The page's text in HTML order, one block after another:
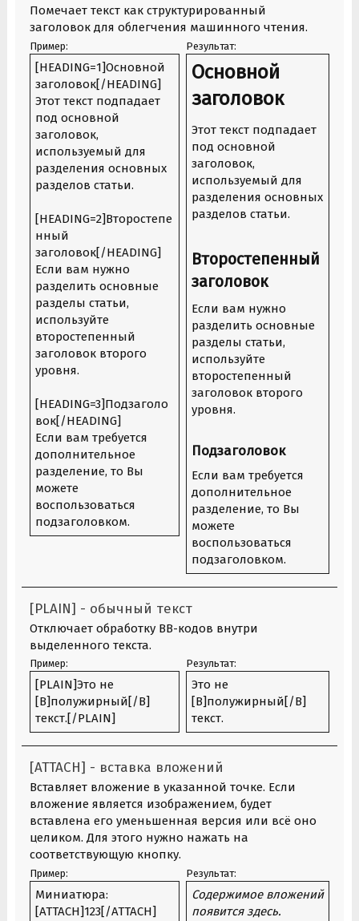
Помечает текст как структурированный
заголовок для облегчения машинного чтения.
Пример:
[HEADING=1]Основной
заголовок[/HEADING]
Этот текст подпадает
под основной
заголовок,
используемый для
разделения основных
разделов статьи.
[HEADING=2]Второстепе
нный
заголовок[/HEADING]
Если вам нужно
разделить основные
разделы статьи,
используйте
второстепенный
заголовок второго
уровня.
[HEADING=3]Подзаголо
вок[/HEADING]
Если вам требуется
дополнительное
разделение, то Вы
можете
воспользоваться
подзаголовком.
Результат:
Основной
заголовок​
Этот текст подпадает
под основной
заголовок,
используемый для
разделения основных
разделов статьи.
Второстепенный
заголовок​
Если вам нужно
разделить основные
разделы статьи,
используйте
второстепенный
заголовок второго
уровня.
Подзаголовок​
Если вам требуется
дополнительное
разделение, то Вы
можете
воспользоваться
подзаголовком.
[PLAIN] - обычный текст
Отключает обработку BB-кодов внутри
выделенного текста.
Пример:
[PLAIN]Это не
[B]полужирный[/B]
текст.[/PLAIN]
Результат:
Это не
[B]полужирный[/B]
текст.
[ATTACH] - вставка вложений
Вставляет вложение в указанной точке. Если
вложение является изображением, будет
вставлена его уменьшенная версия или всё оно
целиком. Для этого нужно нажать на
соответствующую кнопку.
Пример:
Миниатюра:
[ATTACH]123[/ATTACH]
Результат:
Содержимое вложений
появится здесь.